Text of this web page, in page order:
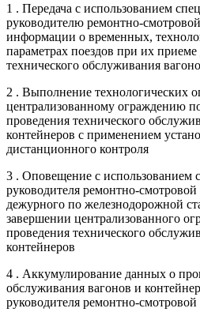
1 . Передача с использованием
руководителю ремонтно-
информации о временных,
параметрах поездов при их
технического обслуживания
2 . Выполнение технологических
централизованному ограждению
проведения технического
контейнеров с применением
дистанционного контроля
3 . Оповещение с использованием
руководителя ремонтно-
дежурного по железнодорожной
завершении централизованного
проведения технического
контейнеров
4 . Аккумулирование данных о
обслуживания вагонов и
руководителя ремонтно-